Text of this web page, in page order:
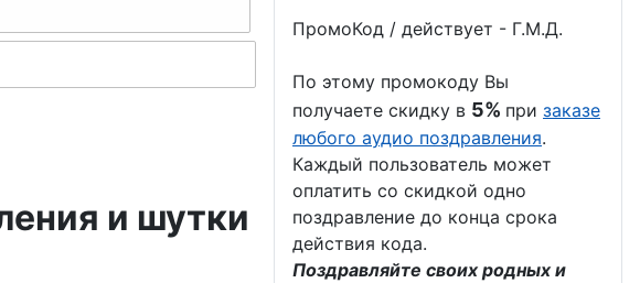
и шутки
ПромоКод / действует - Г.М.Д.
По этому промокоду Вы
получаете скидку в 5% при заказе
любого аудио поздравления.
Каждый пользователь может
оплатить со скидкой одно
поздравление до конца срока
действия кода.
Поздравляйте своих родных и